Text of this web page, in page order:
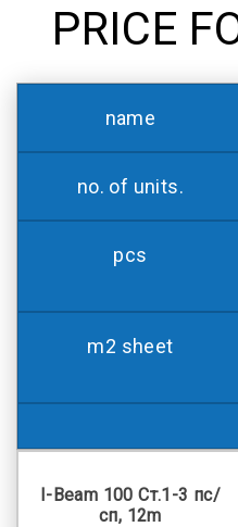
PRICE
name
no. of units.
pcs
m2 sheet
I-Beam 100 Ст.1-3 пс/
сп, 12m